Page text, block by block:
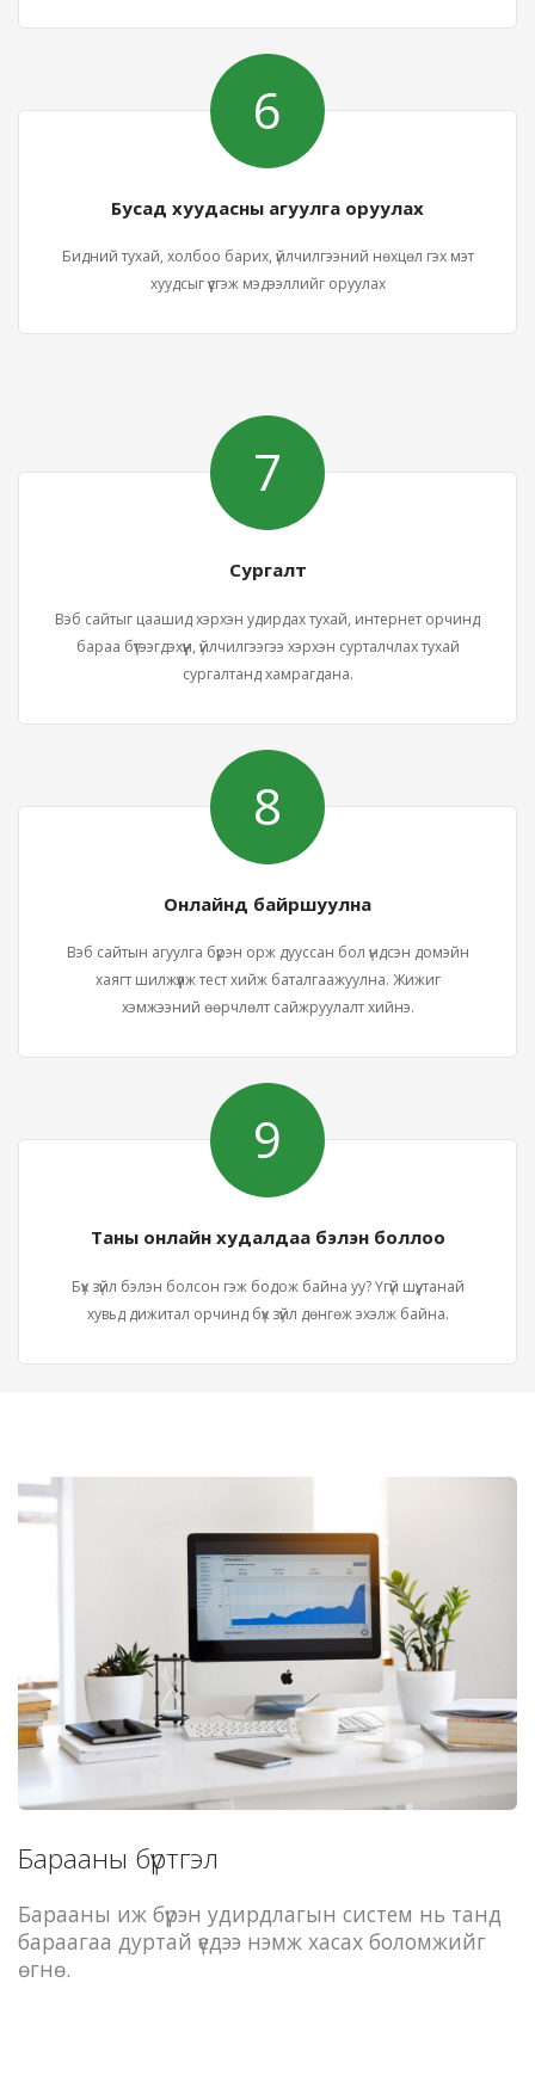
6
Бусад хуудасны агуулга оруулах
Бидний тухай, холбоо барих, үйлчилгээний нөхцөл гэх мэт
хуудсыг үүсгэж мэдээллийг оруулах
7
Сургалт
Вэб сайтыг цаашид хэрхэн удирдах тухай, интернет орчинд
бараа бүтээгдэхүүн, үйлчилгээгээ хэрхэн сурталчлах тухай
сургалтанд хамрагдана.
8
Онлайнд байршуулна
Вэб сайтын агуулга бүрэн орж дууссан бол үндсэн домэйн
хаягт шилжүүлж тест хийж баталгаажуулна. Жижиг
хэмжээний өөрчлөлт сайжруулалт хийнэ.
9
Таны онлайн худалдаа бэлэн боллоо
Бүх зүйл бэлэн болсон гэж бодож байна уу? Үгүй шүү, танай
хувьд дижитал орчинд бүх зүйл дөнгөж эхэлж байна.
Барааны бүртгэл
Барааны иж бүрэн удирдлагын систем нь танд
бараагаа дуртай үедээ нэмж хасах боломжийг
өгнө.